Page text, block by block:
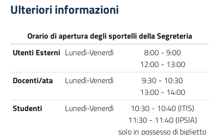
Ulteriori informazioni
Orario di apertura degli sportelli della Segreteria
Utenti Esterni Lunedì-Venerdì
8:00 - 9:00
12:00 - 13:00
Docenti/ata
Lunedì-Venerdì
9:30 - 10:30
13:00 - 14:00
Studenti
Lunedì-Venerdì
10:30 - 10:40 (ITIS)
11:30 - 11:40 (IPSIA)
solo in possesso di biglietto